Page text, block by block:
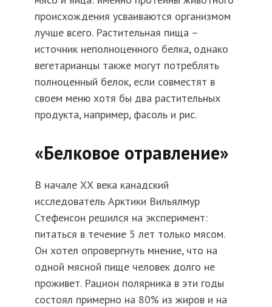
происхождения усваиваются организмом
лучше всего. Растительная пища –
источник неполноценного белка, однако
вегетарианцы также могут потреблять
полноценный белок, если совместят в
своем меню хотя бы два растительных
продукта, например, фасоль и рис.
«Белковое отравление»
В начале ХХ века канадский
исследователь Арктики Вильялмур
Стефенсон решился на эксперимент:
питаться в течение 5 лет только мясом.
Он хотел опровергнуть мнение, что на
одной мясной пище человек долго не
проживет. Рацион полярника в эти годы
состоял примерно на 80% из жиров и на